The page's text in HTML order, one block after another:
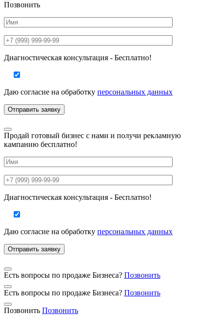
Позвонить
Диагностическая консультация - Бесплатно!
Даю согласие на обработку персональных данных
Продай готовый бизнес с нами и получи рекламную
кампанию бесплатно!
Диагностическая консультация - Бесплатно!
Даю согласие на обработку персональных данных
Есть вопросы по продаже Бизнеса? Позвонить
Есть вопросы по продаже Бизнеса? Позвонить
Позвонить Позвонить